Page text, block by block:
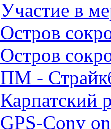
Участие в
Остров
Остров
ПМ -
Карпатский
GPS-Conv